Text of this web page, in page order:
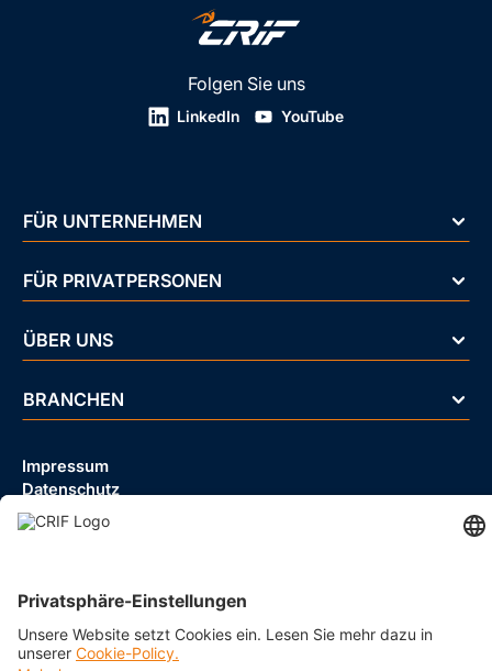
Folgen Sie uns
LinkedIn YouTube
FÜR UNTERNEHMEN
FÜR PRIVATPERSONEN
ÜBER UNS
BRANCHEN
Impressum
Datenschutz
Cookie Policy
Business Ethics Policy
© 2026 CRIF GmbH AT | Copyright